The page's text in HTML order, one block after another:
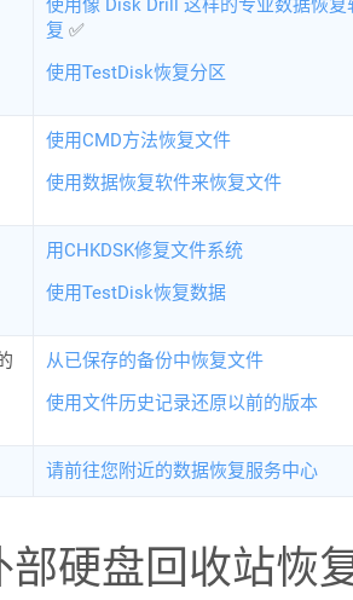
使用像 Disk Drill 这样的专业数据恢复
复 ✅
使用TestDisk恢复分区
使用CMD方法恢复文件
使用数据恢复软件来恢复文件
用CHKDSK修复文件系统
使用TestDisk恢复数据
从已保存的备份中恢复文件
使用文件历史记录还原以前的版本
请前往您附近的数据恢复服务中心
硬盘回收站恢